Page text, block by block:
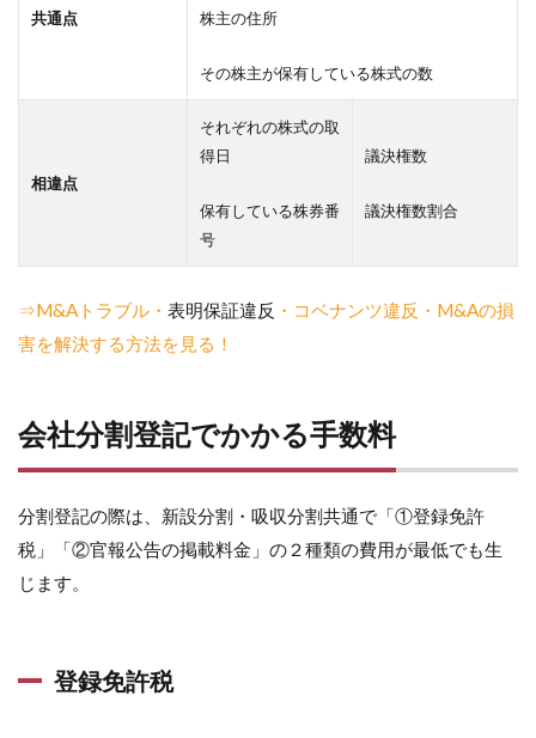
共通点 株主の住所
その株主が保有している株式の数
相違点
それぞれの株式の取
得日
保有している株券番
号
議決権数
議決権数割合
⇒M&Aトラブル・ 表明保証違反 ・コベナンツ違反・M&Aの損
害を解決する方法を見る！
会社分割登記でかかる手数料
分割登記の際は、新設分割・吸収分割共通で「①登録免許
税」「②官報公告の掲載料金」の２種類の費用が最低でも生
じます。
登録免許税